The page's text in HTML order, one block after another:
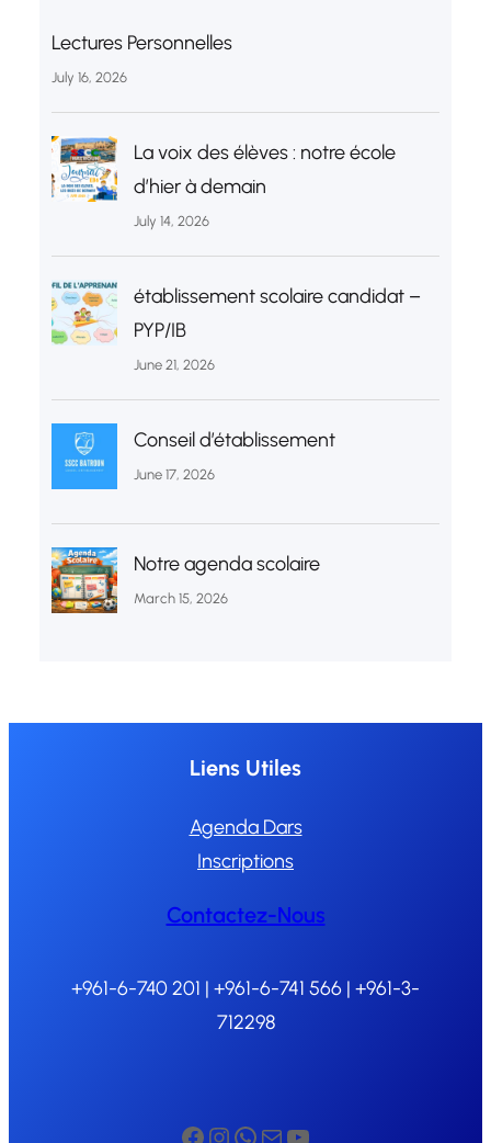
Lectures Personnelles
July 16, 2026
La voix des élèves : notre école
d’hier à demain
July 14, 2026
établissement scolaire candidat –
PYP/IB
June 21, 2026
Conseil d’établissement
June 17, 2026
Notre agenda scolaire
March 15, 2026
Liens Utiles
Agenda Dars
Inscriptions
Contactez-Nous
+961-6-740 201 | +961-6-741 566 | +961-3-
712298
Facebook Instagram WhatsApp Mail YouTube